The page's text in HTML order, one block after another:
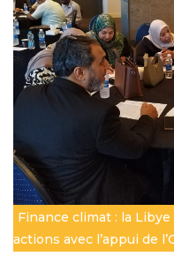
Finance climat : la
actions avec l’appui de